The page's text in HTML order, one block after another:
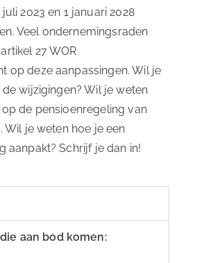
2023 en 1 januari 2028
Veel ondernemingsraden
27 WOR
op deze aanpassingen. Wil je
wijzigingen? Wil je weten
de pensioenregeling van
Wil je weten hoe je een
aanpakt? Schrijf je dan in!
aan bod komen: